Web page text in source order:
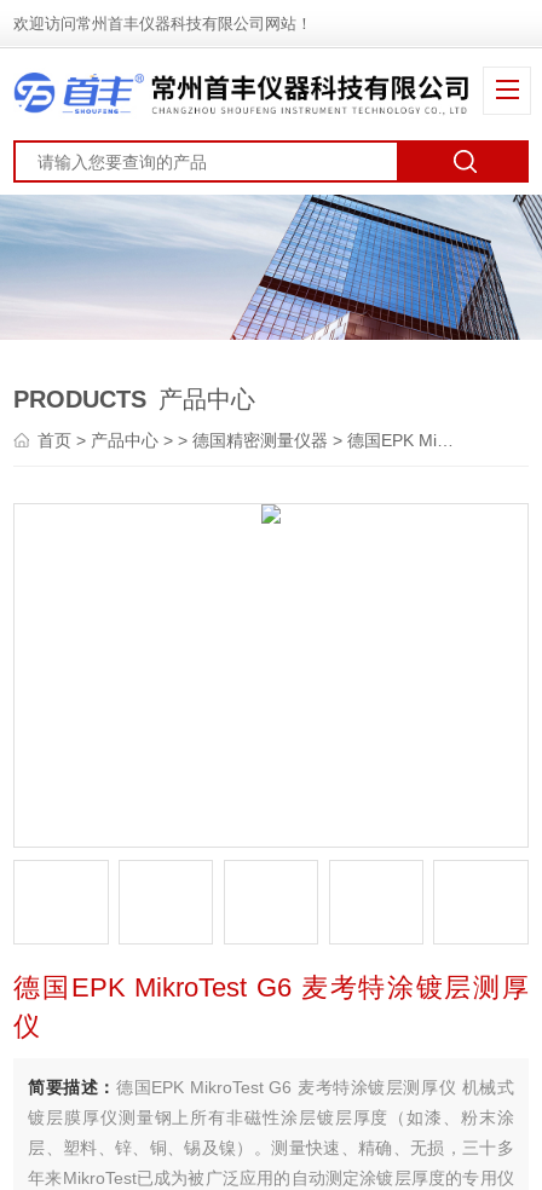
欢迎访问常州首丰仪器科技有限公司网站！
PRODUCTS 产品中心
首页> 产品中心 > >德国精密测量仪器 > 德国EPK MikroTest G6 麦考特涂镀层测厚仪
德国EPK MikroTest G6 麦考特涂镀层测厚
仪
简要描述：德国EPK MikroTest G6 麦考特涂镀层测厚仪 机械式
镀层膜厚仪测量钢上所有非磁性涂层镀层厚度（如漆、粉末涂
层、塑料、锌、铜、锡及镍）。测量快速、精确、无损，三十多
年来MikroTest已成为被广泛应用的自动测定涂镀层厚度的专用仪